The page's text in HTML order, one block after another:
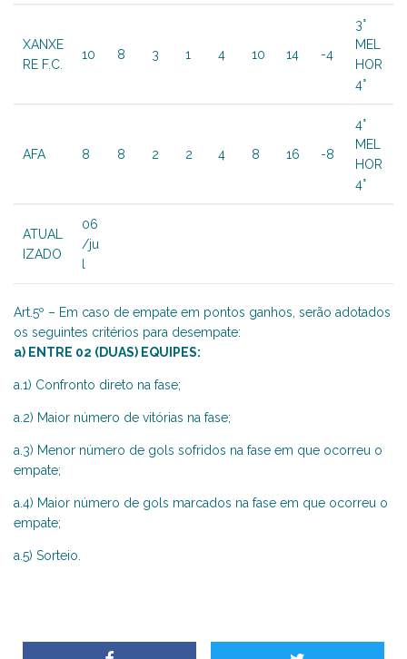
XANXE
RE F.C.
10 8 3 1 4 10 14 -4
3°
MEL
HOR
4°
AFA 8 8 2 2 4 8 16 -8
4°
MEL
HOR
4°
ATUAL
IZADO
06
/ju
l
Art.5º – Em caso de empate em pontos ganhos, serão adotados
os seguintes critérios para desempate:
a) ENTRE 02 (DUAS) EQUIPES:
a.1) Confronto direto na fase;
a.2) Maior número de vitórias na fase;
a.3) Menor número de gols sofridos na fase em que ocorreu o
empate;
a.4) Maior número de gols marcados na fase em que ocorreu o
empate;
a.5) Sorteio.